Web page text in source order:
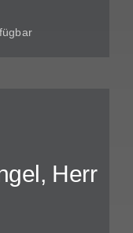
Herr